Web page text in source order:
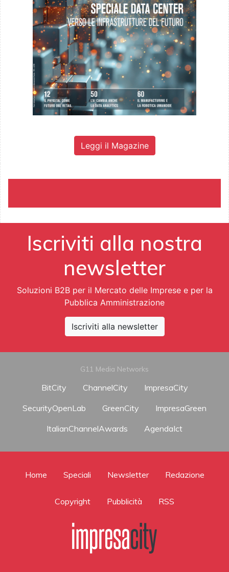
Leggi il Magazine
Iscriviti alla nostra
newsletter
Soluzioni B2B per il Mercato delle Imprese e per la
Pubblica Amministrazione
Iscriviti alla newsletter
G11 Media Networks
BitCity ChannelCity
ImpresaCity
SecurityOpenLab
GreenCity
ImpresaGreen
ItalianChannelAwards
AgendaIct
Home Speciali Newsletter Redazione
Copyright Pubblicità RSS